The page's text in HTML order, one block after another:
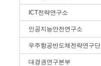
ICT전략연구소
인공지능안전연구소
우주항공반도체전략연구단
대경권연구본부